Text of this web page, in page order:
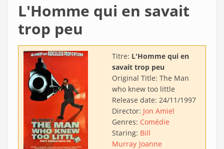
L'Homme qui en savait
trop peu
Titre: L'Homme qui en
savait trop peu
Original Title: The Man
who knew too little
Release date: 24/11/1997
Director: Jon Amiel
Genres: Comédie
Staring: Bill
Murray Joanne